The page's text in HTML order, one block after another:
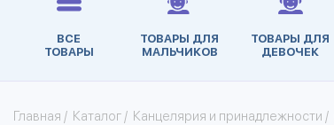
ВСЕ
ТОВАРЫ
ТОВАРЫ ДЛЯ
МАЛЬЧИКОВ
ТОВАРЫ ДЛЯ
ДЕВОЧЕК
Главная / Каталог / Канцелярия и принадлежности /